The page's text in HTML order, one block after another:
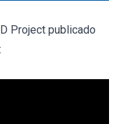
Project publicado